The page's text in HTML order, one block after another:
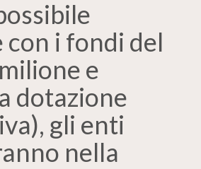
i fondi del
e
dotazione
gli enti
nella